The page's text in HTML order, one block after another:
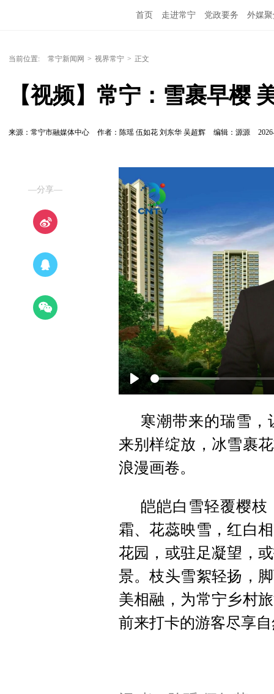
首页 走进常宁 党政要务 外媒
当前位置: 常宁新闻网 > 视界常宁 > 正文
【视频】常宁：雪裹早樱
来源：常宁市融媒体中心 作者：陈瑶 伍如花 刘东华 吴超辉 编辑：源源
—分享—
Play
寒潮带来的瑞雪
来别样绽放，冰雪裹
浪漫画卷。
皑皑白雪轻覆樱
霜、花蕊映雪，红白
花园，或驻足凝望，
景。枝头雪絮轻扬，
美相融，为常宁乡村
前来打卡的游客尽享